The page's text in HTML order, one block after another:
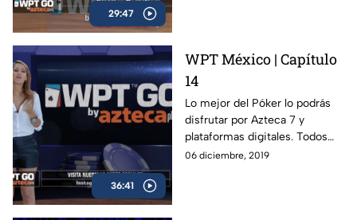
29:47
36:41
WPT México | Capítulo
14
Lo mejor del Póker lo podrás
disfrutar por Azteca 7 y
plataformas digitales. Todos
los viernes a las 11 PM.
06 diciembre, 2019